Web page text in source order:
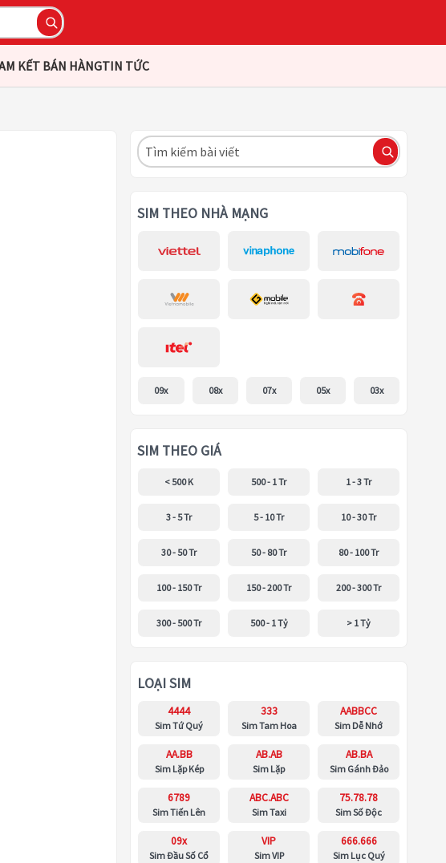
KẾT BÁN HÀNGTIN TỨC
SIM THEO NHÀ MẠNG
09x 08x 07x 05x 03x
SIM THEO GIÁ
< 500 K 500 - 1 Tr 1 - 3 Tr
3 - 5 Tr 5 - 10 Tr 10 - 30 Tr
30 - 50 Tr 50 - 80 Tr 80 - 100 Tr
100 - 150 Tr 150 - 200 Tr 200 - 300 Tr
300 - 500 Tr 500 - 1 Tỷ > 1 Tỷ
LOẠI SIM
4444
Sim Tứ Quý
333
Sim Tam Hoa
AABBCC
Sim Dễ Nhớ
AA.BB
Sim Lặp Kép
AB.AB
Sim Lặp
AB.BA
Sim Gánh Đảo
6789
Sim Tiến Lên
ABC.ABC
Sim Taxi
75.78.78
Sim Số Độc
09x
Sim Đầu Số Cổ
VIP
Sim VIP
666.666
Sim Lục Quý